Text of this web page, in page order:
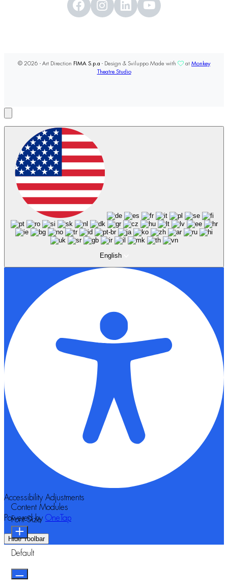
© 2026 - Art Direction FIMA S.p.a - Design & Sviluppo Made with at Monkey
Theatre Studio
English
Accessibility Adjustments
Powered by OneTap
Hide Toolbar
Content Modules
Font Size
Default